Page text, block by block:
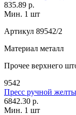
835.89 р.
Мин. 1 шт
Артикул 89542/2
Материал металл
Прочее верхнего
9542
Пресс ручной
6842.30 р.
Мин. 1 шт